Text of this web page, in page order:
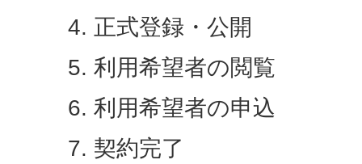
正式登録・公開
利用希望者の閲覧
利用希望者の申込
契約完了